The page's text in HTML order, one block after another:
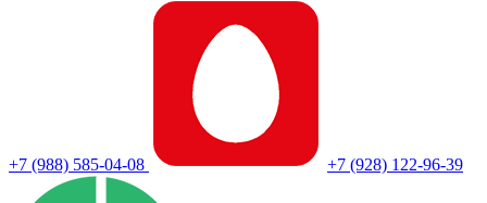
+7 (988) 585-04-08 +7 (928) 122-96-39